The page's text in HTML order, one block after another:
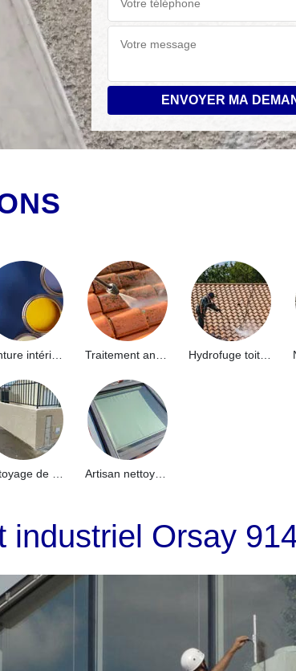
Peinture intérieure 91
Artisan nettoyage de puits de lumière et Skydome 91
industriel Orsay